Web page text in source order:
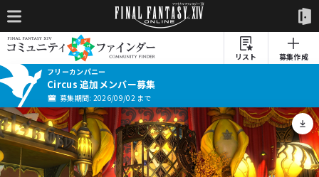
リスト
募集作成
フリーカンパニー
Circus 追加メンバー募集
募集期間: 2026/09/02 まで